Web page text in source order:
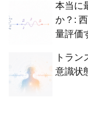
本当に
か？:
量評価
トラ
意識状